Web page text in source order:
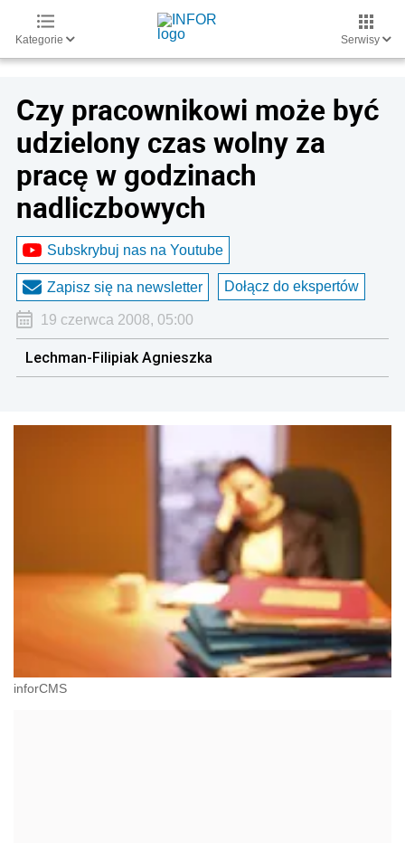
Kategorie Serwisy
Czy pracownikowi może być
udzielony czas wolny za
pracę w godzinach
nadliczbowych
Subskrybuj nas na Youtube
Zapisz się na newsletter Dołącz do ekspertów
19 czerwca 2008, 05:00
Lechman-Filipiak Agnieszka
inforCMS